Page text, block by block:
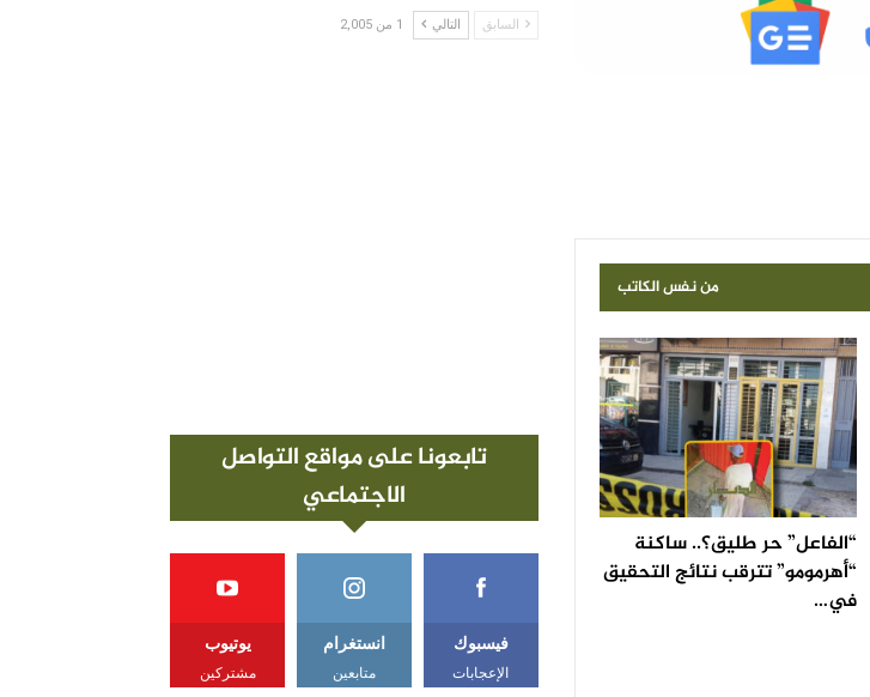
من نفس الكاتب
“الفاعل” حر طليق؟.. ساكنة
“أهرمومو” تترقب نتائج التحقيق
في…
السابق التالي 1 من 2,005
تابعونا على مواقع التواصل
الاجتماعي
فيسبوك
الإعجابات
انستغرام
متابعين
يوتيوب
مشتركين